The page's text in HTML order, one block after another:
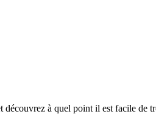
à quel point il est facile de